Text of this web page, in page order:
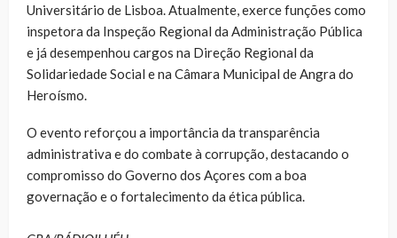
Universitário de Lisboa. Atualmente, exerce funções como
inspetora da Inspeção Regional da Administração Pública
e já desempenhou cargos na Direção Regional da
Solidariedade Social e na Câmara Municipal de Angra do
Heroísmo.
O evento reforçou a importância da transparência
administrativa e do combate à corrupção, destacando o
compromisso do Governo dos Açores com a boa
governação e o fortalecimento da ética pública.